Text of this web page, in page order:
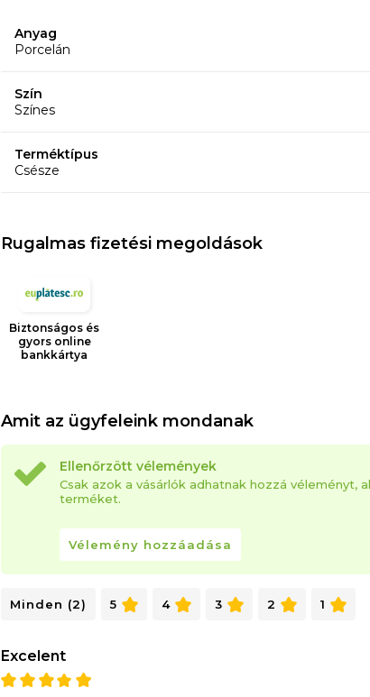
Anyag
Porcelán
Szín
Színes
Terméktípus
Csésze
Rugalmas fizetési megoldások
Biztonságos és
gyors online
bankkártya
Amit az ügyfeleink mondanak
Ellenőrzött vélemények
Csak azok a vásárlók adhatnak hozzá véleményt,
terméket.
Vélemény hozzáadása
Minden (2) 5 4 3 2 1
Excelent